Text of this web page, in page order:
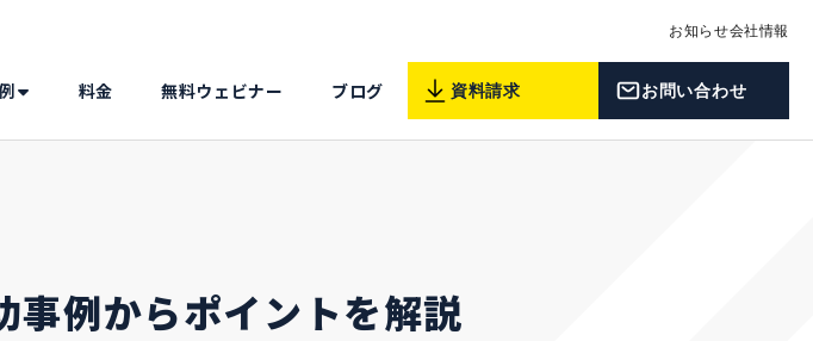
お知らせ会社情報
料金 無料ウェビナー ブログ 資料請求 お問い合わせ
事例からポイントを解説